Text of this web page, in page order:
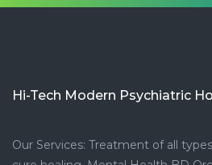
Hi-Tech Modern Psychiatric
Our Services: Treatment of all